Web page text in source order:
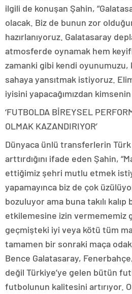
ilgili de konuşan Şahin,
olacak. Biz de bunun zor
hazırlanıyoruz. Galatasaray
atmosferde oynamak hem
zamanki gibi kendi
sahaya yansıtmak istiyoruz.
iyisini yapacağımızdan
‘FUTBOLDA BİREYSEL
OLMAK KAZANDIRIYOR’
Dünyaca ünlü transferlerin
arttırdığını ifade eden Şahin,
ettiğimiz şehri mutlu etmek
yapamayınca biz de çok
bozuluyor ama buna takılı kalıp
etkilemesine izin vermememiz
geçmişteki iyi veya kötü tüm
tamamen bir sonraki maça
Bence Galatasaray,
değil Türkiye’ye gelen bütün
futbolunun kalitesini artırıyor.